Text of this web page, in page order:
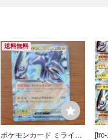
送料無料
ポケモンカード ミライド